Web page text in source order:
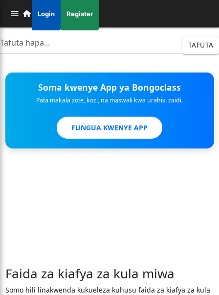
Login Register
TAFUTA
Soma kwenye App ya Bongoclass
Pata makala zote, kozi, na maswali kwa urahisi zaidi.
FUNGUA KWENYE APP
Faida za kiafya za kula miwa
Somo hili linakwenda kukueleza kuhusu faida za kiafya za kula